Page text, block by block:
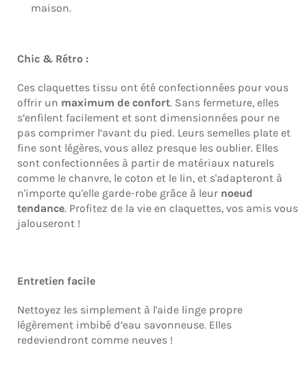
maison.
Chic & Rétro :
Ces claquettes tissu ont été confectionnées pour vous
offrir un maximum de confort. Sans fermeture, elles
s’enfilent facilement et sont dimensionnées pour ne
pas comprimer l’avant du pied. Leurs semelles plate et
fine sont légères, vous allez presque les oublier. Elles
sont confectionnées à partir de matériaux naturels
comme le chanvre, le coton et le lin, et s'adapteront à
n'importe qu'elle garde-robe grâce à leur noeud
tendance. Profitez de la vie en claquettes, vos amis vous
jalouseront !
Entretien facile
Nettoyez les simplement à l'aide linge propre
légèrement imbibé d’eau savonneuse. Elles
redeviendront comme neuves !